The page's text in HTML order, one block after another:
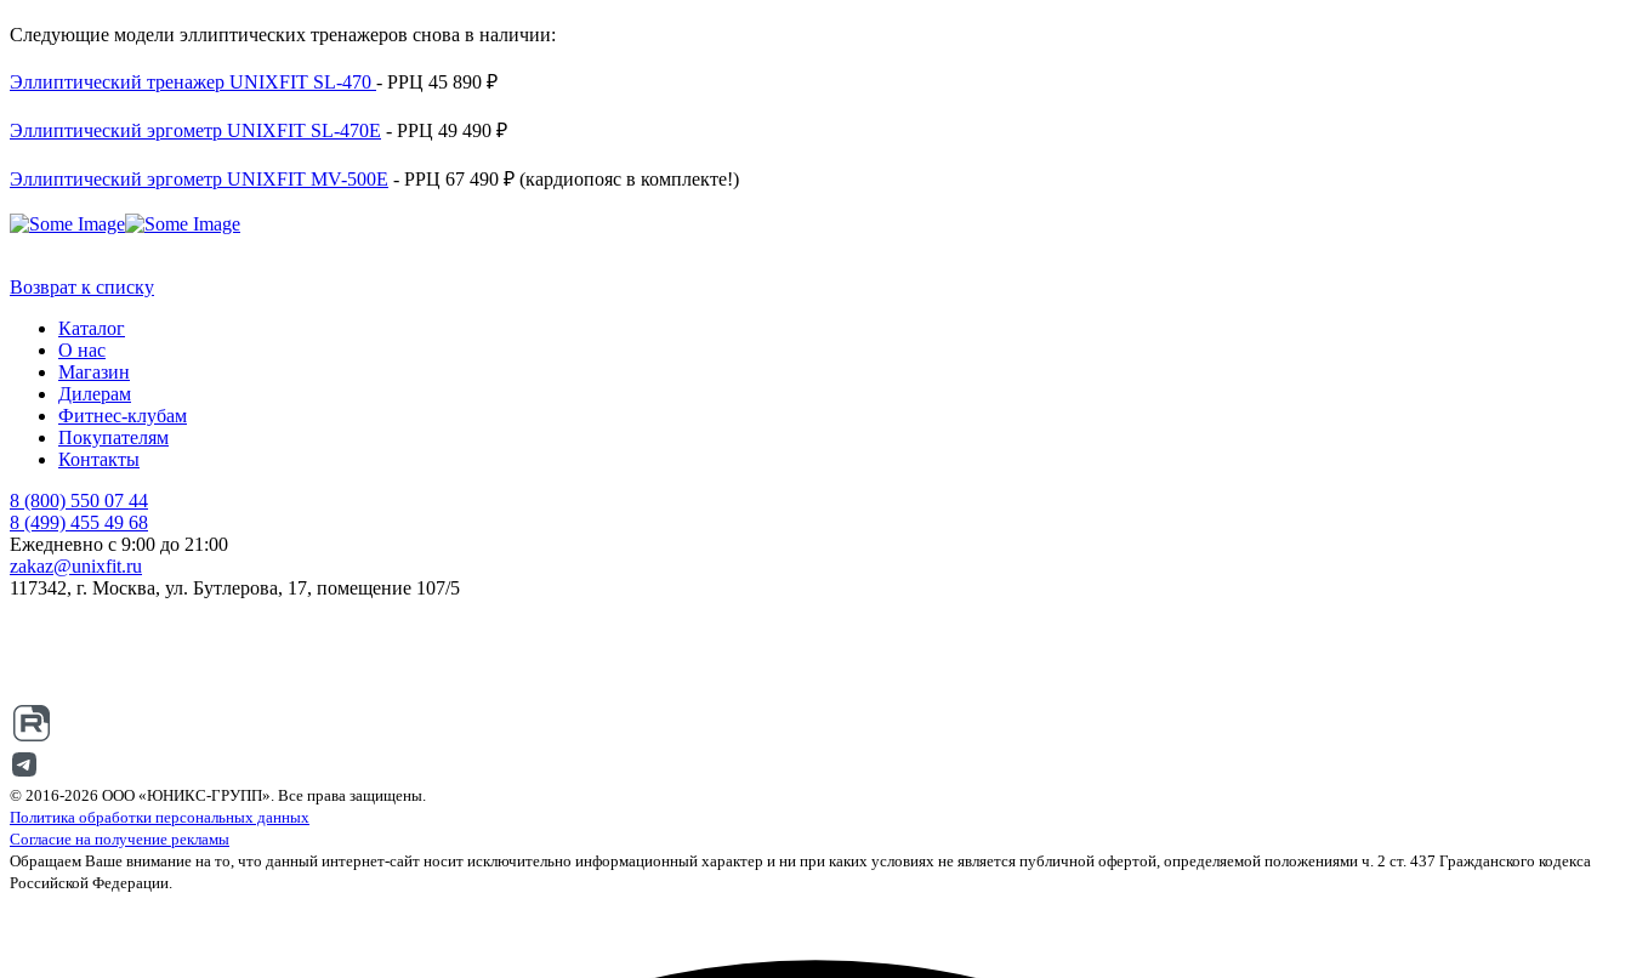
Следующие модели эллиптических тренажеров снова в наличии:
Эллиптический тренажер UNIXFIT SL-470 - РРЦ 45 890 ₽
Эллиптический эргометр UNIXFIT SL-470E - РРЦ 49 490 ₽
Эллиптический эргометр UNIXFIT MV-500E - РРЦ 67 490 ₽ (кардиопояс в комплекте!)
Возврат к списку
Каталог
О нас
Магазин
Дилерам
Фитнес-клубам
Покупателям
Контакты
8 (800) 550 07 44
8 (499) 455 49 68
Ежедневно с 9:00 до 21:00
zakaz@unixfit.ru
117342, г. Москва, ул. Бутлерова, 17, помещение 107/5
© 2016-2026 ООО «ЮНИКС-ГРУПП». Все права защищены.
Политика обработки персональных данных
Согласие на получение рекламы
Обращаем Ваше внимание на то, что данный интернет-сайт носит исключительно информационный характер и ни при каких условиях не является публичной офертой, определяемой положениями ч. 2 ст. 437 Гражданского кодекса
Российской Федерации.